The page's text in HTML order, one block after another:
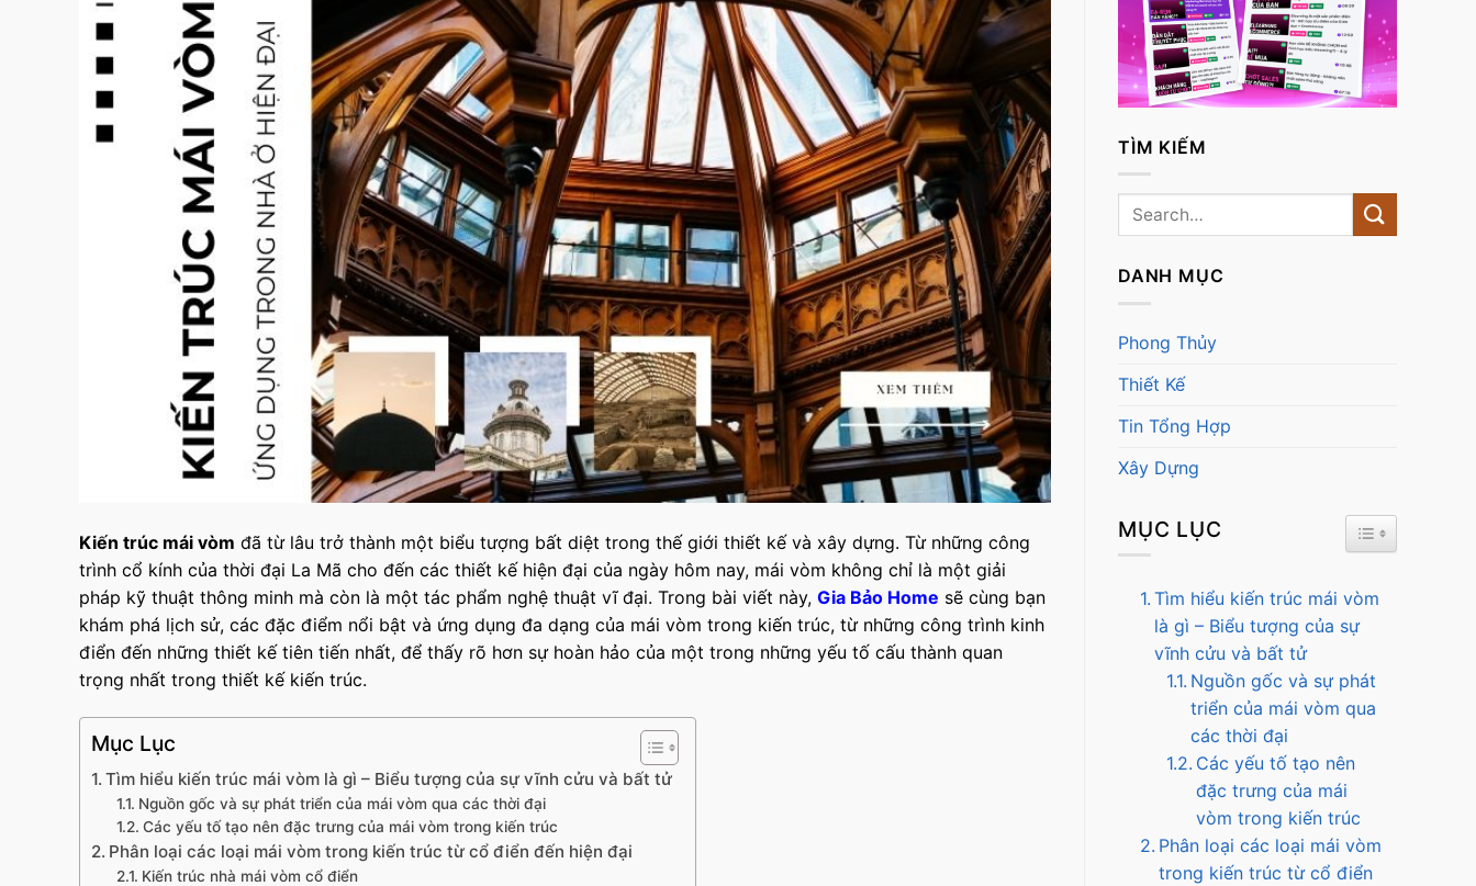
Kiến trúc mái vòm đã từ lâu trở thành một biểu tượng bất diệt trong thế giới thiết kế và xây dựng. Từ những công
trình cổ kính của thời đại La Mã cho đến các thiết kế hiện đại của ngày hôm nay, mái vòm không chỉ là một giải
pháp kỹ thuật thông minh mà còn là một tác phẩm nghệ thuật vĩ đại. Trong bài viết này, Gia Bảo Home sẽ cùng bạn
khám phá lịch sử, các đặc điểm nổi bật và ứng dụng đa dạng của mái vòm trong kiến trúc, từ những công trình kinh
điển đến những thiết kế tiên tiến nhất, để thấy rõ hơn sự hoàn hảo của một trong những yếu tố cấu thành quan
trọng nhất trong thiết kế kiến trúc.
Mục Lục
Tìm hiểu kiến trúc mái vòm là gì – Biểu tượng của sự vĩnh cửu và bất tử
Nguồn gốc và sự phát triển của mái vòm qua các thời đại
Các yếu tố tạo nên đặc trưng của mái vòm trong kiến trúc
Phân loại các loại mái vòm trong kiến trúc từ cổ điển đến hiện đại
Kiến trúc nhà mái vòm cổ điển
TÌM KIẾM
DANH MỤC
Phong Thủy
Thiết Kế
Tin Tổng Hợp
Xây Dựng
MỤC LỤC TOGGLE
Tìm hiểu kiến trúc mái vòm
là gì – Biểu tượng của sự
vĩnh cửu và bất tử
Nguồn gốc và sự phát
triển của mái vòm qua
các thời đại
Các yếu tố tạo nên
đặc trưng của mái
vòm trong kiến trúc
Phân loại các loại mái vòm
trong kiến trúc từ cổ điển